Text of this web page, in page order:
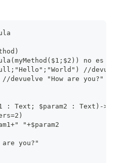
no es
//devuelve
"How are you?"
: Text; $param2 : Text)-
"+$param2
are you?"